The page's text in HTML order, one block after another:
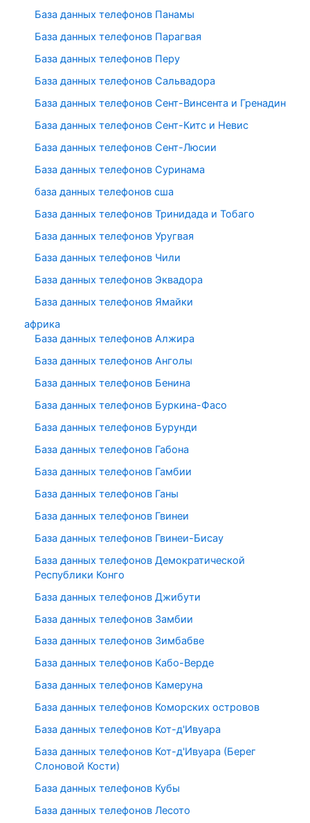
База данных телефонов Панамы
База данных телефонов Парагвая
База данных телефонов Перу
База данных телефонов Сальвадора
База данных телефонов Сент-Винсента и Гренадин
База данных телефонов Сент-Китс и Невис
База данных телефонов Сент-Люсии
База данных телефонов Суринама
база данных телефонов сша
База данных телефонов Тринидада и Тобаго
База данных телефонов Уругвая
База данных телефонов Чили
База данных телефонов Эквадора
База данных телефонов Ямайки
африка
База данных телефонов Алжира
База данных телефонов Анголы
База данных телефонов Бенина
База данных телефонов Буркина-Фасо
База данных телефонов Бурунди
База данных телефонов Габона
База данных телефонов Гамбии
База данных телефонов Ганы
База данных телефонов Гвинеи
База данных телефонов Гвинеи-Бисау
База данных телефонов Демократической
Республики Конго
База данных телефонов Джибути
База данных телефонов Замбии
База данных телефонов Зимбабве
База данных телефонов Кабо-Верде
База данных телефонов Камеруна
База данных телефонов Коморских островов
База данных телефонов Кот-д'Ивуара
База данных телефонов Кот-д'Ивуара (Берег
Слоновой Кости)
База данных телефонов Кубы
База данных телефонов Лесото